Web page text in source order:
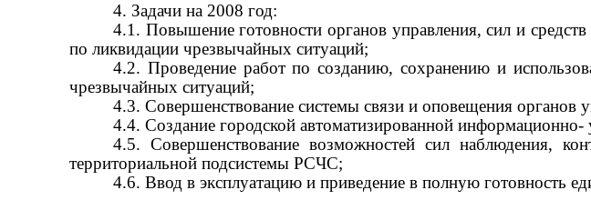
4. Задачи на 2008 год:
4.1. Повышение готовности органов управления, сил и
по ликвидации чрезвычайных ситуаций;
4.2. Проведение работ по созданию, сохранению и
чрезвычайных ситуаций;
4.3. Совершенствование системы связи и оповещения
4.4. Создание городской автоматизированной
4.5. Совершенствование возможностей сил наблюдения,
территориальной подсистемы РСЧС;
4.6. Ввод в эксплуатацию и приведение в полную готовность